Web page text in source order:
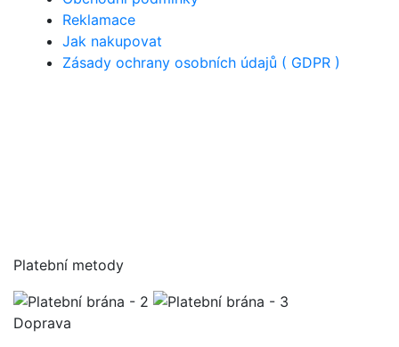
Reklamace
Jak nakupovat
Zásady ochrany osobních údajů ( GDPR )
Platební metody
Doprava